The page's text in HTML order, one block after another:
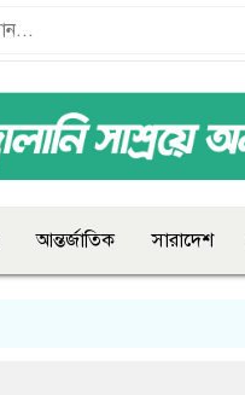
আন্তর্জাতিক সারাদেশ